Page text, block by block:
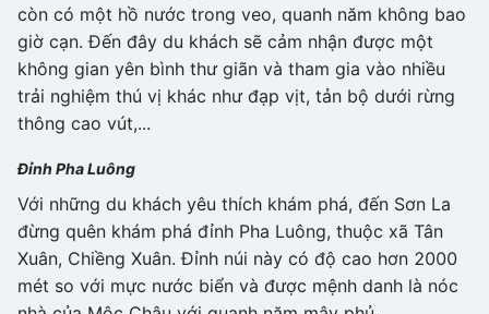
còn có một hồ nước trong veo, quanh năm không bao
giờ cạn. Đến đây du khách sẽ cảm nhận được một
không gian yên bình thư giãn và tham gia vào nhiều
trải nghiệm thú vị khác như đạp vịt, tản bộ dưới rừng
thông cao vút,...
Đỉnh Pha Luông
Với những du khách yêu thích khám phá, đến Sơn La
đừng quên khám phá đỉnh Pha Luông, thuộc xã Tân
Xuân, Chiềng Xuân. Đỉnh núi này có độ cao hơn 2000
mét so với mực nước biển và được mệnh danh là nóc